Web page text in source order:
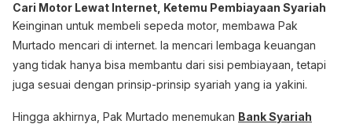
Cari Motor Lewat Internet, Ketemu Pembiayaan Syariah
Keinginan untuk membeli sepeda motor, membawa Pak
Murtado mencari di internet. Ia mencari lembaga keuangan
yang tidak hanya bisa membantu dari sisi pembiayaan, tetapi
juga sesuai dengan prinsip-prinsip syariah yang ia yakini.
Hingga akhirnya, Pak Murtado menemukan Bank Syariah